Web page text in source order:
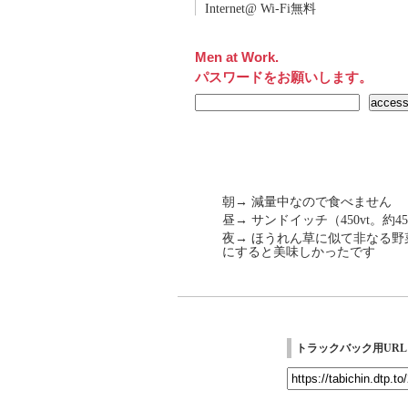
Internet@ Wi-Fi無料
Men at Work.
パスワードをお願いします。
朝→ 減量中なので食べません
昼→ サンドイッチ（450vt。約
夜→ ほうれん草に似て非なる野
にすると美味しかったです
トラックバック用URL